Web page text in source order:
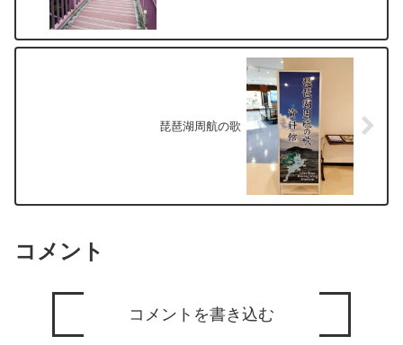
琵琶湖周航の歌
コメント
コメントを書き込む